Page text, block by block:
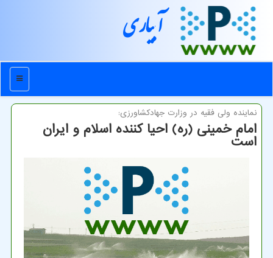
آبیاری
منو
نماینده ولی فقیه در وزارت جهادكشاورزی:
امام خمینی (ره) احیا کننده اسلام و ایران
است